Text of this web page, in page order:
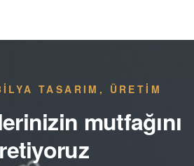
TASARIM, ÜRETİM
mutfağını